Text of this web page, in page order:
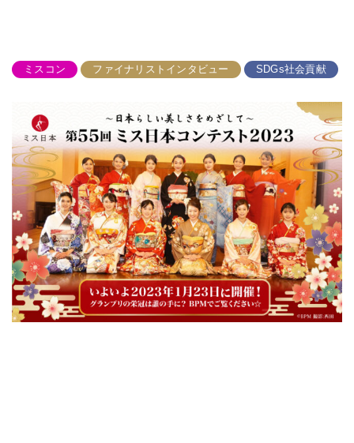
ミスコン ファイナリストインタビュー SDGs社会貢献